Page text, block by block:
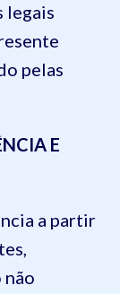
legais
pelas
E
a partir
não